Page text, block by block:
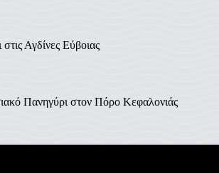
Αγδίνες Εύβοιας
Πανηγύρι στον Πόρο Κεφαλονιάς